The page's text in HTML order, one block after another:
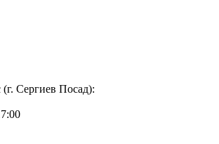
Сергиев Посад):